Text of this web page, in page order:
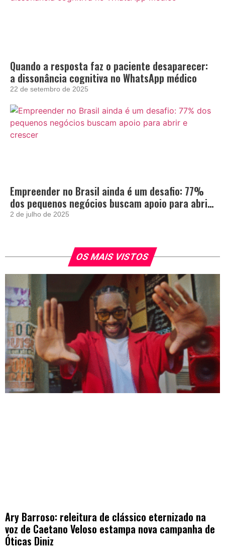
Quando a resposta faz o paciente desaparecer:
a dissonância cognitiva no WhatsApp médico
22 de setembro de 2025
Empreender no Brasil ainda é um desafio: 77%
dos pequenos negócios buscam apoio para abrir
e crescer
2 de julho de 2025
OS MAIS VISTOS
Ary Barroso: releitura de clássico eternizado na
voz de Caetano Veloso estampa nova campanha de
Óticas Diniz